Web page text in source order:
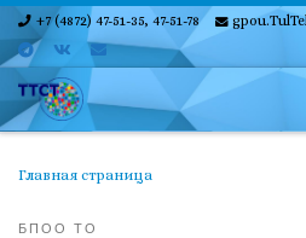
Skip to content
+7 (4872) 47-51-35, 47-51-78
Главная страница
БПОО ТО